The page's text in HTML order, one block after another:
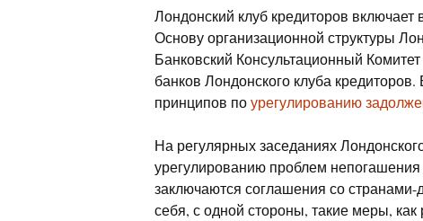
Лондонский клуб кредиторов
Основу организационной структуры
Банковский Консультационный
банков Лондонского клуба
принципов поурегулированию
На регулярных заседаниях
урегулированию проблем
заключаются соглашения со
себя, с одной стороны, такие меры, как